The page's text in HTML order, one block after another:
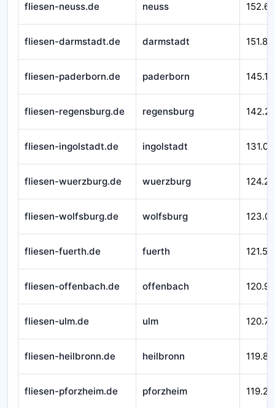
fliesen-neuss.de neuss
fliesen-darmstadt.de darmstadt
fliesen-paderborn.de paderborn
fliesen-regensburg.de regensburg
fliesen-ingolstadt.de ingolstadt
fliesen-wuerzburg.de wuerzburg
fliesen-wolfsburg.de wolfsburg
fliesen-fuerth.de fuerth
fliesen-offenbach.de offenbach
fliesen-ulm.de ulm
fliesen-heilbronn.de heilbronn
fliesen-pforzheim.de pforzheim